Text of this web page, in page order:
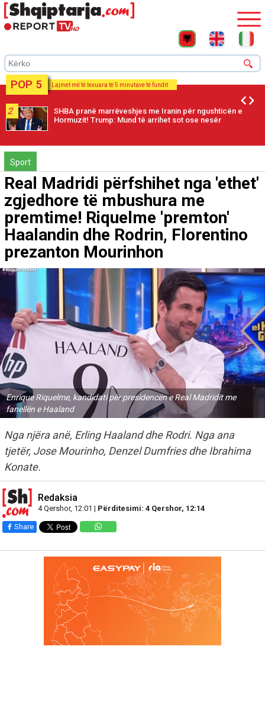
POP 5 Lajmet më të lexuara të 5 minutave të fundit
2
SHBA pranë marrëveshjes me Iranin për ngushticën e
Hormuzit! Trump: Mund të arrihet sot ose nesër
Sport
Real Madridi përfshihet nga 'ethet'
zgjedhore të mbushura me
premtime! Riquelme 'premton'
Haalandin dhe Rodrin, Florentino
prezanton Mourinhon
Enrique Riquelme, kandidati për presidencën e Real Madridit me
fanellën e Haaland
Nga njëra anë, Erling Haaland dhe Rodri. Nga ana
tjetër, Jose Mourinho, Denzel Dumfries dhe Ibrahima
Konate.
Redaksia
4 Qershor, 12:01 | Përditesimi: 4 Qershor, 12:14
Share